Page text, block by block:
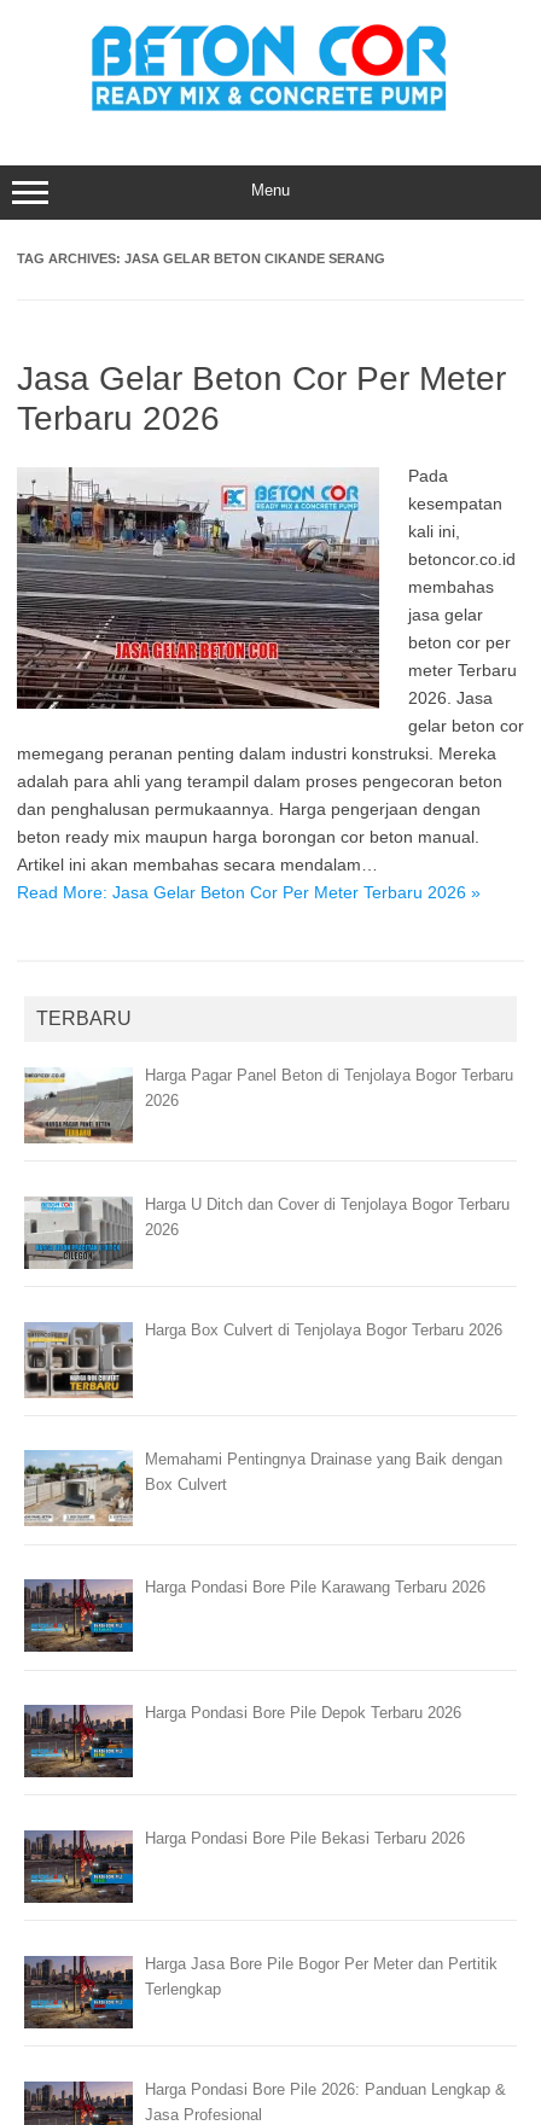
Menu
TAG ARCHIVES: JASA GELAR BETON CIKANDE SERANG
Jasa Gelar Beton Cor Per Meter
Terbaru 2026
Pada
kesempatan
kali ini,
betoncor.co.id
membahas
jasa gelar
beton cor per
meter Terbaru
2026. Jasa
gelar beton cor
memegang peranan penting dalam industri konstruksi. Mereka
adalah para ahli yang terampil dalam proses pengecoran beton
dan penghalusan permukaannya. Harga pengerjaan dengan
beton ready mix maupun harga borongan cor beton manual.
Artikel ini akan membahas secara mendalam…
Read More: Jasa Gelar Beton Cor Per Meter Terbaru 2026 »
TERBARU
Harga Pagar Panel Beton di Tenjolaya Bogor Terbaru
2026
Harga U Ditch dan Cover di Tenjolaya Bogor Terbaru
2026
Harga Box Culvert di Tenjolaya Bogor Terbaru 2026
Memahami Pentingnya Drainase yang Baik dengan
Box Culvert
Harga Pondasi Bore Pile Karawang Terbaru 2026
Harga Pondasi Bore Pile Depok Terbaru 2026
Harga Pondasi Bore Pile Bekasi Terbaru 2026
Harga Jasa Bore Pile Bogor Per Meter dan Pertitik
Terlengkap
Harga Pondasi Bore Pile 2026: Panduan Lengkap &
Jasa Profesional